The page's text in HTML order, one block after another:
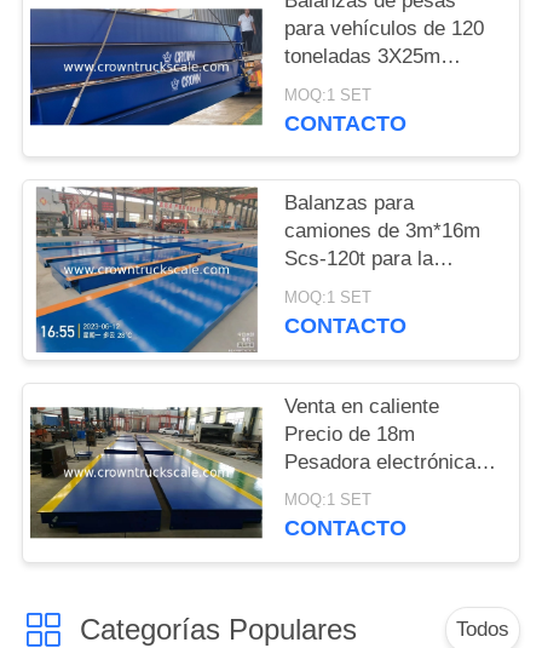
DEL
SITIO
PRIVACY
POLICY
para vehículos de 120
toneladas 3X25m
Balanza de pesas para
camiones
MOQ:1 SET
CONTACTO
Balanzas para
camiones de 3m*16m
Scs-120t para la
pesaje de vehículos
MOQ:1 SET
CONTACTO
Venta en caliente
Precio de 18m
Pesadora electrónica
Balanza 30t 50t 60t 70t
80t 100t
MOQ:1 SET
CONTACTO
Categorías Populares Todos